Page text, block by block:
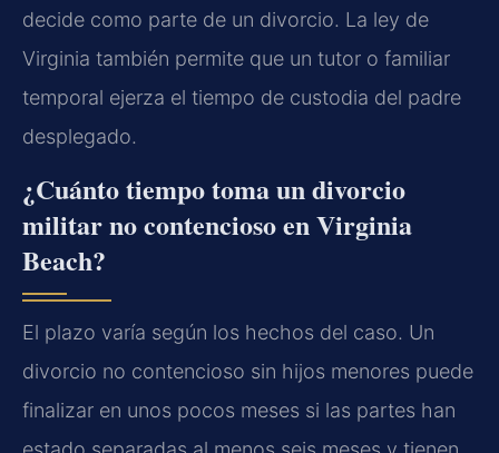
decide como parte de un divorcio. La ley de
Virginia también permite que un tutor o familiar
temporal ejerza el tiempo de custodia del padre
desplegado.
¿Cuánto tiempo toma un divorcio
militar no contencioso en Virginia
Beach?
El plazo varía según los hechos del caso. Un
divorcio no contencioso sin hijos menores puede
finalizar en unos pocos meses si las partes han